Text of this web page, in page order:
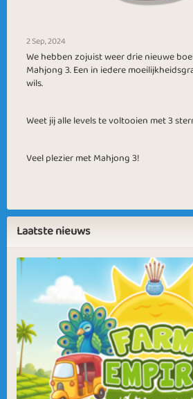
2 Sep, 2024
We hebben zojuist weer drie nieuwe
Mahjong 3. Een in iedere
wils.
Weet jij alle levels te voltooien met 3
Veel plezier met Mahjong 3!
Laatste nieuws